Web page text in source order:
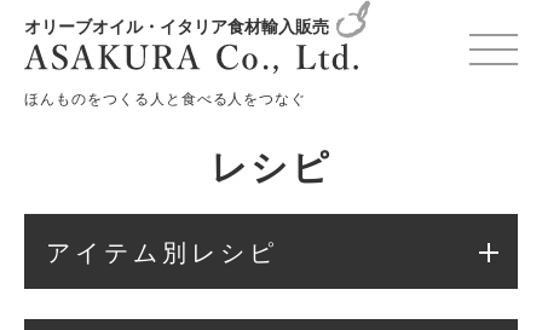
オリーブオイル・イタリア食材輸入販売
ほんものをつくる人と食べる人をつなぐ
変更確認プレビュー
レシピ
アイテム別レシピ